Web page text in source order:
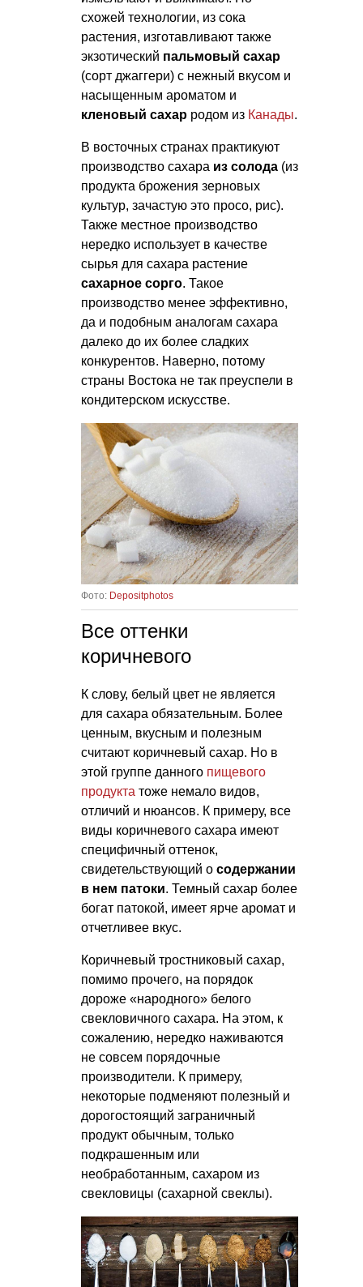
схожей технологии, из сока
растения, изготавливают также
экзотический пальмовый сахар
(сорт джаггери) с нежный вкусом и
насыщенным ароматом и
кленовый сахар родом из Канады.
В восточных странах практикуют
производство сахара из солода (из
продукта брожения зерновых
культур, зачастую это просо, рис).
Также местное производство
нередко использует в качестве
сырья для сахара растение
сахарное сорго. Такое
производство менее эффективно,
да и подобным аналогам сахара
далеко до их более сладких
конкурентов. Наверно, потому
страны Востока не так преуспели в
кондитерском искусстве.
Фото: Depositphotos
Все оттенки
коричневого
К слову, белый цвет не является
для сахара обязательным. Более
ценным, вкусным и полезным
считают коричневый сахар. Но в
этой группе данного пищевого
продукта тоже немало видов,
отличий и нюансов. К примеру, все
виды коричневого сахара имеют
специфичный оттенок,
свидетельствующий о содержании
в нем патоки. Темный сахар более
богат патокой, имеет ярче аромат и
отчетливее вкус.
Коричневый тростниковый сахар,
помимо прочего, на порядок
дороже «народного» белого
свекловичного сахара. На этом, к
сожалению, нередко наживаются
не совсем порядочные
производители. К примеру,
некоторые подменяют полезный и
дорогостоящий заграничный
продукт обычным, только
подкрашенным или
необработанным, сахаром из
свекловицы (сахарной свеклы).